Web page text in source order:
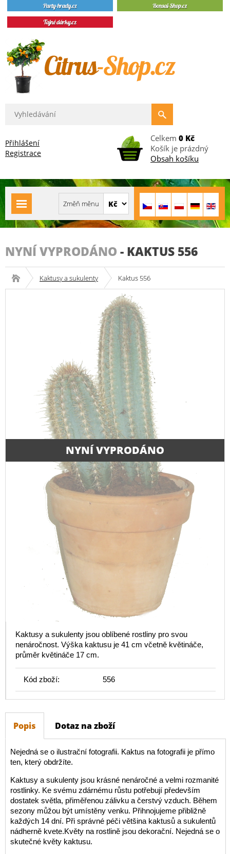
Přihlášení
Registrace
Celkem 0 Kč
Košík je prázdný
Obsah košíku
NYNÍ VYPRODÁNO - KAKTUS 556
Kaktusy a sukulenty Kaktus 556
NYNÍ VYPRODÁNO
Kaktusy a sukulenty jsou oblíbené rostliny pro svou
nenáročnost. Výška kaktusu je 41 cm včetně květináče,
průměr květináče 17 cm.
Kód zboží: 556
Popis Dotaz na zboží
Nejedná se o ilustrační fotografii. Kaktus na fotografii je přímo
ten, který obdržíte.
Kaktusy a sukulenty jsou krásné nenáročné a velmi rozmanité
rostlinky. Ke svému zdárnému růstu potřebují především
dostatek světla, přiměřenou zálivku a čerstvý vzduch. Během
sezony můžou být umístěny venku. Přihnojujeme přibližně
každých 14 dní. Při správné péči většina kaktusů a sukulentů
nádherně kvete.Květy na rostlině jsou dekorační. Nejedná se o
skutečné květy kaktusu.